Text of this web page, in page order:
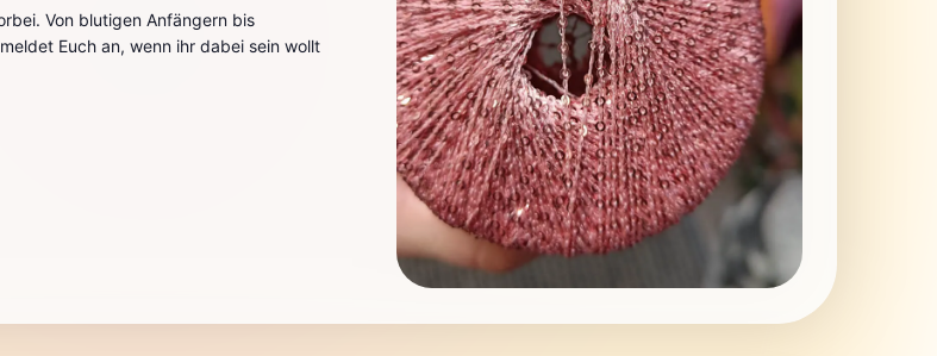
Von blutigen Anfängern bis
Euch an, wenn ihr dabei sein wollt